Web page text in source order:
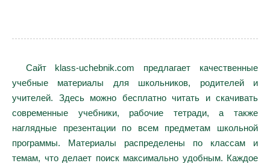
Сайт klass-uchebnik.com предлагает качественные
учебные материалы для школьников, родителей и
учителей. Здесь можно бесплатно читать и скачивать
современные учебники, рабочие тетради, а также
наглядные презентации по всем предметам школьной
программы. Материалы распределены по классам и
темам, что делает поиск максимально удобным. Каждое